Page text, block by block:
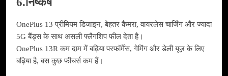
OnePlus 13 प्रीमियम डिजाइन, बेहतर कैमरा, वायरलेस चार्जिंग और ज्यादा
5G बैंड्स के साथ असली फ्लैगशिप फील देता है।
OnePlus 13R कम दाम में बढ़िया परफॉर्मेंस, गेमिंग और डेली यूज़ के लिए
बढ़िया है, बस कुछ फीचर्स कम हैं।